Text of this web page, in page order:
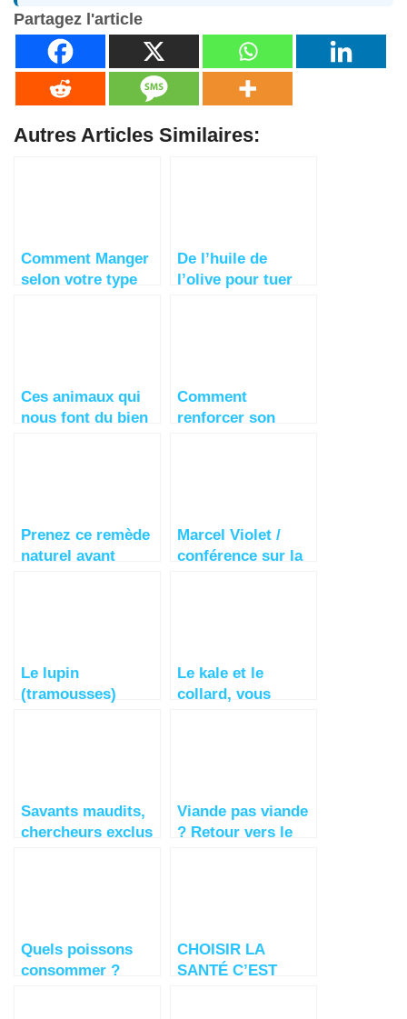
Partagez l'article
Autres Articles Similaires:
Comment Manger
selon votre type
De l’huile de
l’olive pour tuer
Ces animaux qui
nous font du bien
Comment
renforcer son
Prenez ce remède
naturel avant
Marcel Violet /
conférence sur la
Le lupin
(tramousses)
Le kale et le
collard, vous
Savants maudits,
chercheurs exclus
Viande pas viande
? Retour vers le
Quels poissons
consommer ?
CHOISIR LA
SANTÉ C’EST